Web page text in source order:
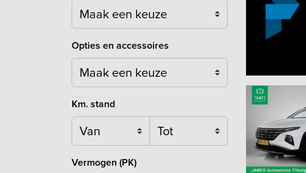
Maak een keuze
Opties en accessoires
Maak een keuze
Km. stand
Vermogen (PK)